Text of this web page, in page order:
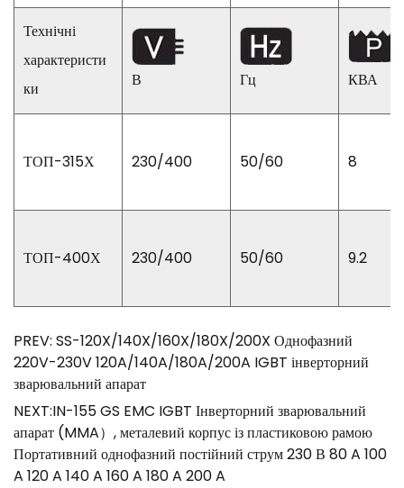
Технічні
характеристи
ки
В Гц КВА
ТОП-315Х 230/400 50/60 8
ТОП-400Х 230/400 50/60 9.2
PREV: SS-120X/140X/160X/180X/200X Однофазний
220V-230V 120A/140A/180A/200A IGBT інверторний
зварювальний апарат
NEXT:IN-155 GS EMC IGBT Інверторний зварювальний
апарат (MMA）, металевий корпус із пластиковою рамою
Портативний однофазний постійний струм 230 В 80 A 100
A 120 A 140 A 160 A 180 A 200 A